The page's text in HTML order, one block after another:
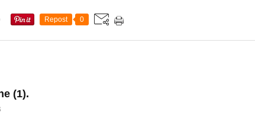
Repost 0
(1).